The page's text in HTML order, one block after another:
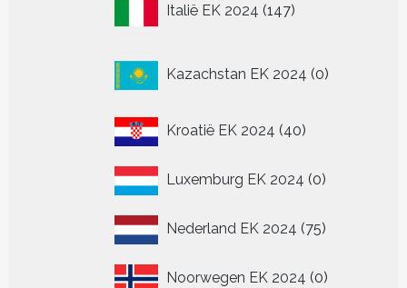
Italië EK 2024 147
producten
Kazachstan EK 2024 0
producten
Kroatië EK 2024 4040
Luxemburg EK 2024 00
Nederland EK 2024 7575
Noorwegen EK 2024 00